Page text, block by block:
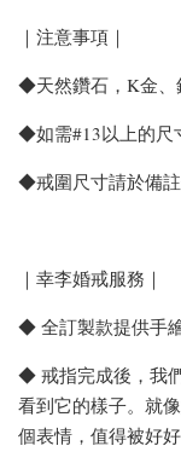
｜注意事項｜
◆天然鑽石，K金、
◆如需#13以上的尺
◆戒圍尺寸請於備
｜幸李婚戒服務｜
◆ 全訂製款提供手
◆ 戒指完成後，我
看到它的樣子。就
個表情，值得被好好